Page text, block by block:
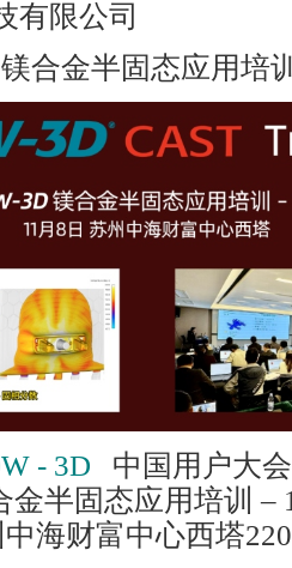
有限公司
镁合金半固态应用培
- 3D
中国用户大
金半固态应用培训 –
海财富中心西塔